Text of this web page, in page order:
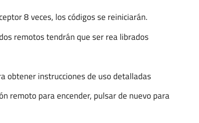
8 veces, los códigos se reiniciarán.
remotos tendrán que ser rea librados
obtener instrucciones de uso detalladas
remoto para encender, pulsar de nuevo para